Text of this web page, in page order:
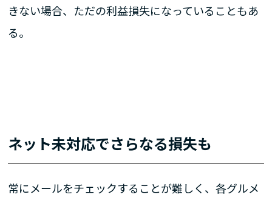
きない場合、ただの利益損失になっていることもあ
る。
ネット未対応でさらなる損失も
常にメールをチェックすることが難しく、各グルメ